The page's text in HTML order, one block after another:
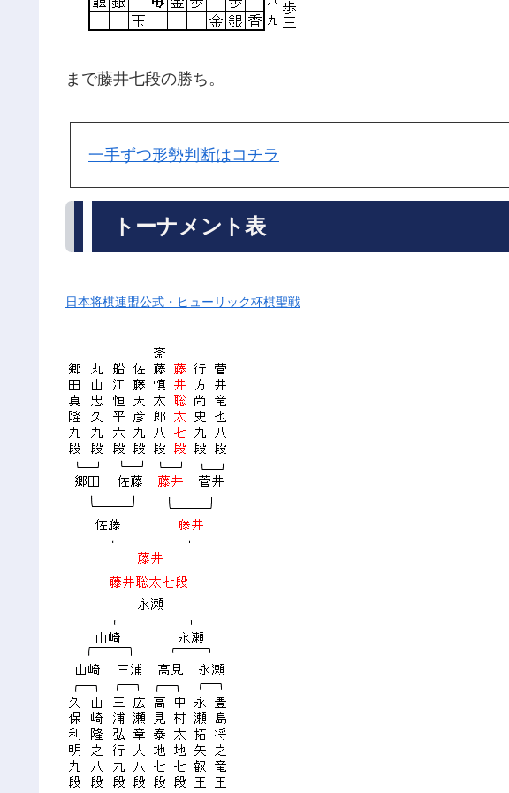
まで藤井七段の勝ち。
一手ずつ形勢判断はコチラ
トーナメント表
日本将棋連盟公式・ヒューリック杯棋聖戦